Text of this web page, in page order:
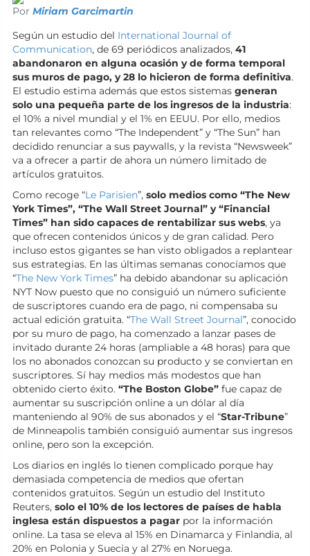
Por Miriam Garcimartin
Según un estudio del International Journal of
Communication, de 69 periódicos analizados, 41
abandonaron en alguna ocasión y de forma temporal
sus muros de pago, y 28 lo hicieron de forma definitiva.
El estudio estima además que estos sistemas generan
solo una pequeña parte de los ingresos de la industria:
el 10% a nivel mundial y el 1% en EEUU. Por ello, medios
tan relevantes como “The Independent” y “The Sun” han
decidido renunciar a sus paywalls, y la revista “Newsweek”
va a ofrecer a partir de ahora un número limitado de
artículos gratuitos.
Como recoge “Le Parisien”, solo medios como “The New
York Times”, “The Wall Street Journal” y “Financial
Times” han sido capaces de rentabilizar sus webs, ya
que ofrecen contenidos únicos y de gran calidad. Pero
incluso estos gigantes se han visto obligados a replantear
sus estrategias. En las últimas semanas conocíamos que
“The New York Times” ha debido abandonar su aplicación
NYT Now puesto que no consiguió un número suficiente
de suscriptores cuando era de pago, ni compensaba su
actual edición gratuita. “The Wall Street Journal”, conocido
por su muro de pago, ha comenzado a lanzar pases de
invitado durante 24 horas (ampliable a 48 horas) para que
los no abonados conozcan su producto y se conviertan en
suscriptores. Sí hay medios más modestos que han
obtenido cierto éxito. “The Boston Globe” fue capaz de
aumentar su suscripción online a un dólar al día
manteniendo al 90% de sus abonados y el “Star-Tribune”
de Minneapolis también consiguió aumentar sus ingresos
online, pero son la excepción.
Los diarios en inglés lo tienen complicado porque hay
demasiada competencia de medios que ofertan
contenidos gratuitos. Según un estudio del Instituto
Reuters, solo el 10% de los lectores de países de habla
inglesa están dispuestos a pagar por la información
online. La tasa se eleva al 15% en Dinamarca y Finlandia, al
20% en Polonia y Suecia y al 27% en Noruega.